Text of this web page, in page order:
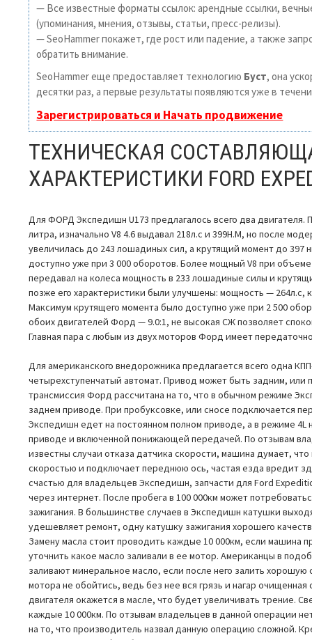
— Все известные форматы ссылок: арендные ссылки,
(упоминания, мнения, отзывы, статьи, пресс-релизы).
— SeoHammer покажет, где рост или падение, а также
обратить внимание.
SeoHammer еще предоставляет технологию Буст, она
десятки раз, а первые результаты появляются уже в
Зарегистрироваться и Начать продвижение
ТЕХНИЧЕСКАЯ
ХАРАКТЕРИСТИКИ FORD
Для ФОРД Экспедишн U173 предлагалось всего два двигателя.
литра, изначально V8 4.6 выдавал 218л.с и 399Н.М, но после
увеличилась до 243 лошадиных сил, а крутящий момент до 397
доступно уже при 3 000 оборотов. Более мощный V8 при объеме
передавал на колеса мощность в 233 лошадиные силы и
позже его характеристики были улучшены: мощность — 264л.с,
Максимум крутящего момента было доступно уже при 2 500
обоих двигателей Форд — 9.0:1, не высокая СЖ позволяет
Главная пара с любым из двух моторов Форд имеет
Для американского внедорожника предлагается всего одна
четырехступенчатый автомат. Привод может быть задним, или
трансмиссия Форд рассчитана на то, что в обычном режиме
заднем приводе. При пробуксовке, или сносе подключается
Экспедишн едет на постоянном полном приводе, а в режиме 4L
приводе и включенной понижающей передачей. По отзывам
известны случаи отказа датчика скорости, машина думает,
скоростью и подключает переднюю ось, частая езда вредит
счастью для владельцев Экспедишн, запчасти для Ford
через интернет. После пробега в 100 000км может
зажигания. В большинстве случаев в Экспедишн катушки
удешевляет ремонт, одну катушку зажигания хорошего
Замену масла стоит проводить каждые 10 000км, если машина
уточнить какое масло заливали в ее мотор. Американцы в
заливают минеральное масло, если после него залить
мотора не обойтись, ведь без нее вся грязь и нагар
двигателя окажется в масле, что будет увеличивать трение.
каждые 10 000км. По отзывам владельцев в данной операции
на то, что производитель назвал данную операцию сложной.